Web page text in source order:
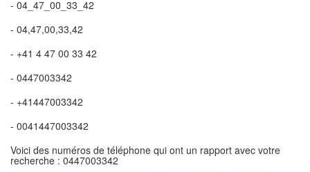
- 04_47_00_33_42
- 04,47,00,33,42
- +41 4 47 00 33 42
- 0447003342
- +41447003342
- 0041447003342
Voici des numéros de téléphone qui ont un rapport avec votre
recherche : 0447003342